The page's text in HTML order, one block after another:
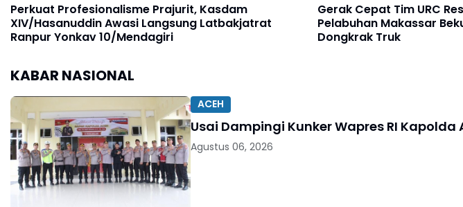
Perkuat Profesionalisme Prajurit, Kasdam
XIV/Hasanuddin Awasi Langsung Latbakjatrat
Ranpur Yonkav 10/Mendagiri
Gerak Cepat Tim URC
Pelabuhan Makassar
Dongkrak Truk
KABAR NASIONAL
ACEH
Usai Dampingi Kunker Wapres RI Kapolda
Agustus 06, 2026